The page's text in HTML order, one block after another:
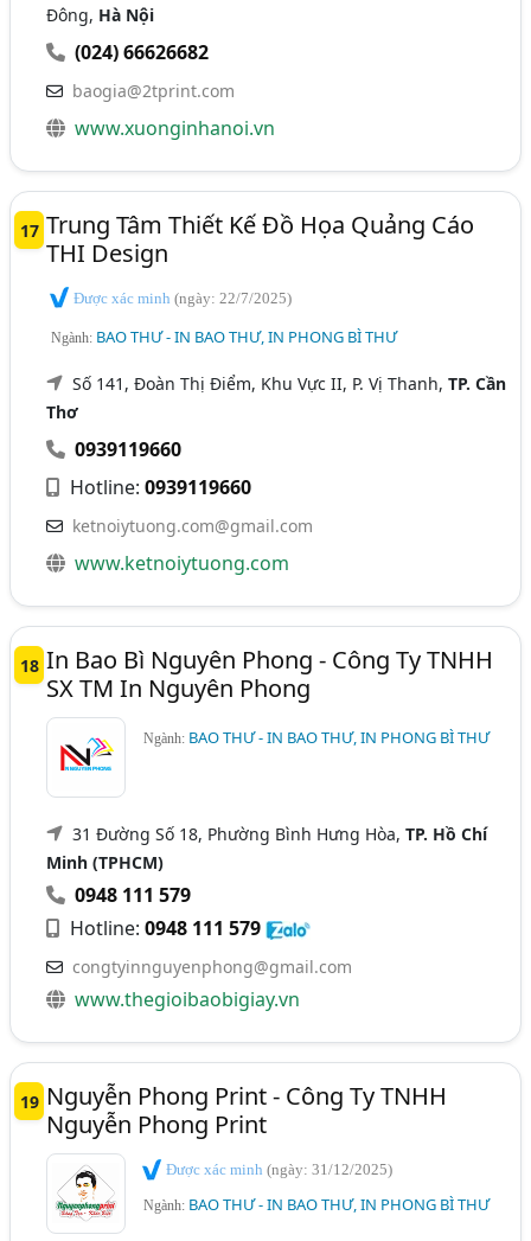
Đông, Hà Nội
(024) 66626682
baogia@2tprint.com
www.xuonginhanoi.vn
17 Trung Tâm Thiết Kế Đồ Họa Quảng Cáo
THI Design
Được xác minh(ngày: 22/7/2025)
Ngành: BAO THƯ - IN BAO THƯ, IN PHONG BÌ THƯ
Số 141, Đoàn Thị Điểm, Khu Vực II, P. Vị Thanh,TP. Cần
Thơ
0939119660
Hotline:0939119660
ketnoiytuong.com@gmail.com
www.ketnoiytuong.com
18 In Bao Bì Nguyên Phong - Công Ty TNHH
SX TM In Nguyên Phong
Ngành: BAO THƯ - IN BAO THƯ, IN PHONG BÌ THƯ
31 Đường Số 18, Phường Bình Hưng Hòa,TP. Hồ Chí
Minh (TPHCM)
0948 111 579
Hotline:0948 111 579
congtyinnguyenphong@gmail.com
www.thegioibaobigiay.vn
19 Nguyễn Phong Print - Công Ty TNHH
Nguyễn Phong Print
Được xác minh(ngày: 31/12/2025)
Ngành: BAO THƯ - IN BAO THƯ, IN PHONG BÌ THƯ